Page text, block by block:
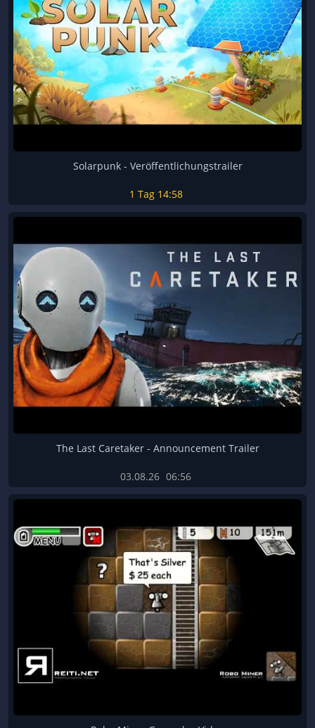
Solarpunk - Veröffentlichungstrailer
1 Tag14:58
The Last Caretaker - Announcement Trailer
03.08.26 06:56